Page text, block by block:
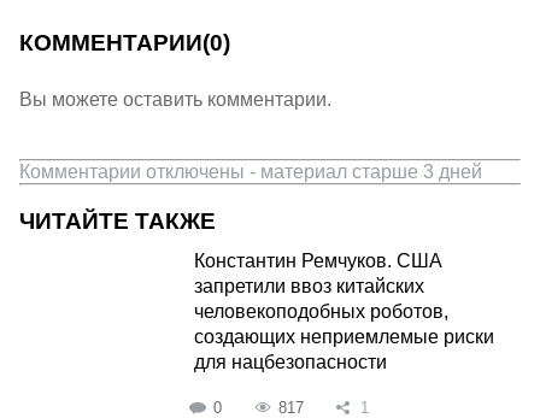
КОММЕНТАРИИ(0)
Вы можете оставить комментарии.
Комментарии отключены - материал старше 3 дней
ЧИТАЙТЕ ТАКЖЕ
Константин Ремчуков. США
запретили ввоз китайских
человекоподобных роботов,
создающих неприемлемые риски
для нацбезопасности
0 817 1